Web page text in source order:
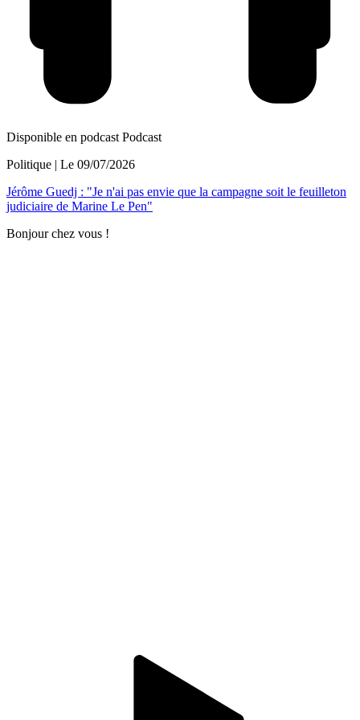
Disponible en podcast Podcast
Politique | Le 09/07/2026
Jérôme Guedj : "Je n'ai pas envie que la campagne soit le feuilleton
judiciaire de Marine Le Pen"
Bonjour chez vous !